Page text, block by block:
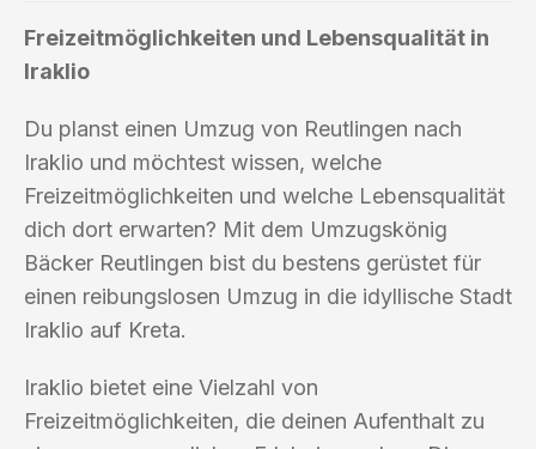
Freizeitmöglichkeiten und Lebensqualität in
Iraklio
Du planst einen Umzug von Reutlingen nach
Iraklio und möchtest wissen, welche
Freizeitmöglichkeiten und welche Lebensqualität
dich dort erwarten? Mit dem Umzugskönig
Bäcker Reutlingen bist du bestens gerüstet für
einen reibungslosen Umzug in die idyllische Stadt
Iraklio auf Kreta.
Iraklio bietet eine Vielzahl von
Freizeitmöglichkeiten, die deinen Aufenthalt zu